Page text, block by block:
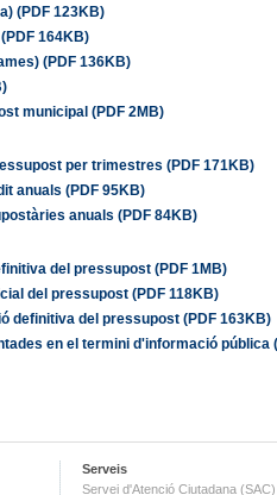
(PDF 123KB)
164KB)
(PDF 136KB)
municipal (PDF 2MB)
per trimestres (PDF 171KB)
anuals (PDF 95KB)
anuals (PDF 84KB)
del pressupost (PDF 1MB)
del pressupost (PDF 118KB)
definitiva del pressupost (PDF 163KB)
en el termini d'informació pública
Serveis
Servei d'Atenció Ciutadana (SAC)